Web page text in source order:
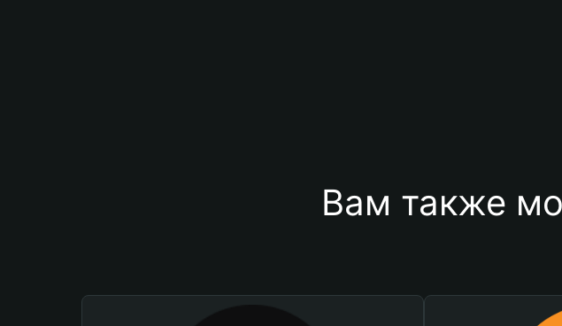
Вам также